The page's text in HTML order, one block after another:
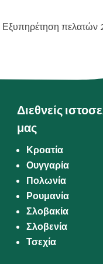
Εξυπηρέτηση πελατών
Διεθνείς
μας
Κροατία
Ουγγαρία
Πολωνία
Ρουμανία
Σλοβακία
Σλοβενία
Τσεχία